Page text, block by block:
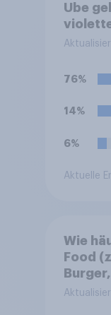
Ube
von
76%
14%
6%
Aktuelle
Wie
Food